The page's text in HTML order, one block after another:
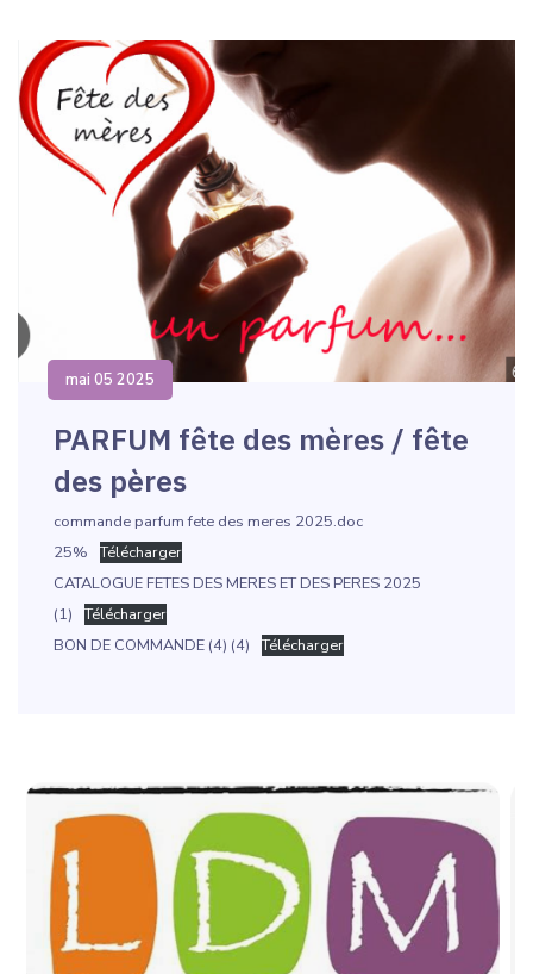
mai 05 2025
PARFUM fête des mères / fête
des pères
commande parfum fete des meres 2025.doc
25%
Télécharger
CATALOGUE FETES DES MERES ET DES PERES 2025
(1)
Télécharger
BON DE COMMANDE (4) (4)
Télécharger